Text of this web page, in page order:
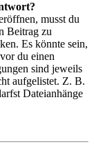
musst du
Beitrag zu
Es könnte sein,
du einen
sind jeweils
aufgelistet. Z. B.
Dateianhänge